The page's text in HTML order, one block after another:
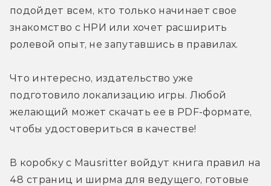
подойдет всем, кто только начинает свое
знакомство с НРИ или хочет расширить
ролевой опыт, не запутавшись в правилах.
Что интересно, издательство уже
подготовило локализацию игры. Любой
желающий может скачать ее в PDF-формате,
чтобы удостовериться в качестве!
В коробку с Mausritter войдут книга правил на
48 страниц и ширма для ведущего, готовые